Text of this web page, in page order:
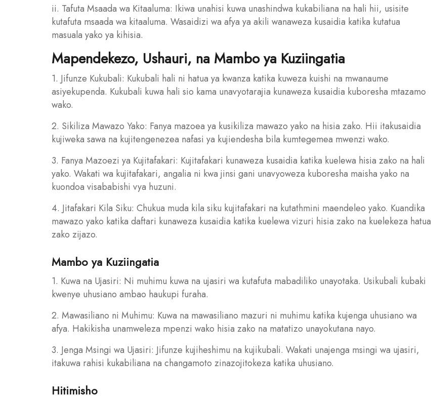
ii. Tafuta Msaada wa Kitaaluma: Ikiwa unahisi kuwa unashindwa kukabiliana na hali hii, usisite
kutafuta msaada wa kitaaluma. Wasaidizi wa afya ya akili wanaweza kusaidia katika kutatua
masuala yako ya kihisia.
Mapendekezo, Ushauri, na Mambo ya Kuziingatia
1. Jifunze Kukubali: Kukubali hali ni hatua ya kwanza katika kuweza kuishi na mwanaume
asiyekupenda. Kukubali kuwa hali sio kama unavyotarajia kunaweza kusaidia kuboresha mtazamo
wako.
2. Sikiliza Mawazo Yako: Fanya mazoea ya kusikiliza mawazo yako na hisia zako. Hii itakusaidia
kujiweka sawa na kujitengenezea nafasi ya kujiendesha bila kumtegemea mwenzi wako.
3. Fanya Mazoezi ya Kujitafakari: Kujitafakari kunaweza kusaidia katika kuelewa hisia zako na hali
yako. Wakati wa kujitafakari, angalia ni kwa jinsi gani unavyoweza kuboresha maisha yako na
kuondoa visababishi vya huzuni.
4. Jitafakari Kila Siku: Chukua muda kila siku kujitafakari na kutathmini maendeleo yako. Kuandika
mawazo yako katika daftari kunaweza kusaidia katika kuelewa vizuri hisia zako na kuelekeza hatua
zako zijazo.
Mambo ya Kuziingatia
1. Kuwa na Ujasiri: Ni muhimu kuwa na ujasiri wa kutafuta mabadiliko unayotaka. Usikubali kubaki
kwenye uhusiano ambao haukupi furaha.
2. Mawasiliano ni Muhimu: Kuwa na mawasiliano mazuri ni muhimu katika kujenga uhusiano wa
afya. Hakikisha unamweleza mpenzi wako hisia zako na matatizo unayokutana nayo.
3. Jenga Msingi wa Ujasiri: Jifunze kujiheshimu na kujikubali. Wakati unajenga msingi wa ujasiri,
itakuwa rahisi kukabiliana na changamoto zinazojitokeza katika uhusiano.
Hitimisho